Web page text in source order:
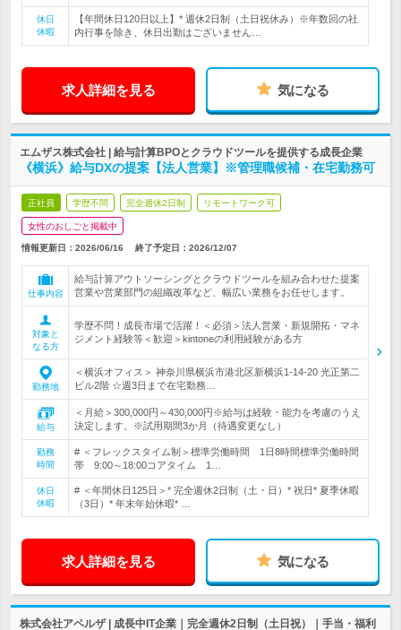
休日
休暇
【年間休日120日以上】* 週休2日制（土日祝休み）※年数回の社
内行事を除き、休日出勤はございません…
求人詳細を見る 気になる
エムザス株式会社 | 給与計算BPOとクラウドツールを提供する成長企業
《横浜》給与DXの提案【法人営業】※管理職候補・在宅勤務可
正社員 学歴不問 完全週休2日制 リモートワーク可
女性のおしごと掲載中
情報更新日：2026/06/16 終了予定日： 2026/12/07
仕事内容
給与計算アウトソーシングとクラウドツールを組み合わせた提案
営業や営業部門の組織改革など、幅広い業務をお任せします。
対象と
なる方
学歴不問！成長市場で活躍！＜必須＞法人営業・新規開拓・マネ
ジメント経験等＜歓迎＞kintoneの利用経験がある方
勤務地
＜横浜オフィス＞ 神奈川県横浜市港北区新横浜1-14-20 光正第二
ビル2階 ☆週3日まで在宅勤務…
給与
＜月給＞300,000円～430,000円※給与は経験・能力を考慮のうえ
決定します。※試用期間3か月（待遇変更なし）
勤務
時間
# ＜フレックスタイム制＞標準労働時間 1日8時間標準労働時間
帯 9:00～18:00コアタイム 1…
休日
休暇
# ＜年間休日125日＞* 完全週休2日制（土・日）* 祝日* 夏季休暇
（3日）* 年末年始休暇* …
求人詳細を見る 気になる
株式会社アペルザ | 成長中IT企業｜完全週休2日制（土日祝）｜手当・福利